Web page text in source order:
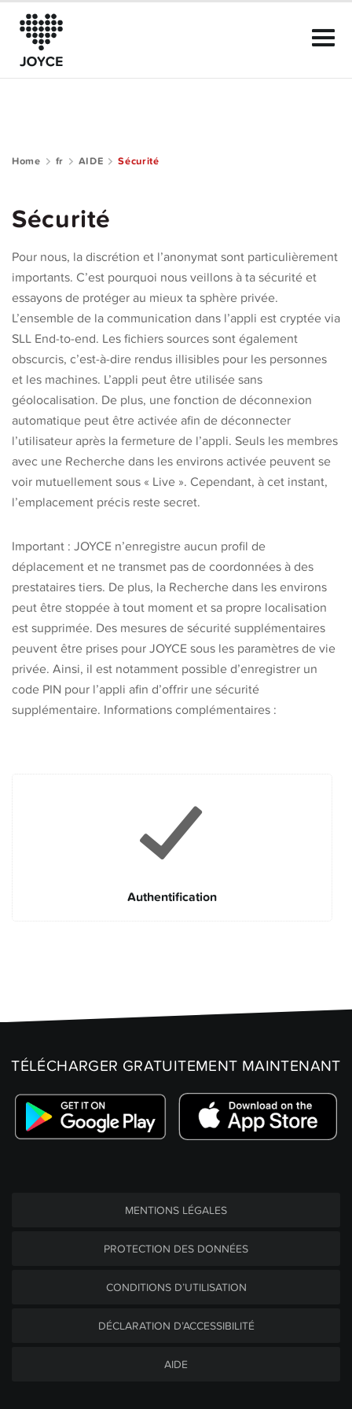
Home fr AIDE Sécurité
Sécurité
Pour nous, la discrétion et l’anonymat sont particulièrement
importants. C’est pourquoi nous veillons à ta sécurité et
essayons de protéger au mieux ta sphère privée.
L’ensemble de la communication dans l’appli est cryptée via
SLL End-to-end. Les fichiers sources sont également
obscurcis, c’est-à-dire rendus illisibles pour les personnes
et les machines. L’appli peut être utilisée sans
géolocalisation. De plus, une fonction de déconnexion
automatique peut être activée afin de déconnecter
l’utilisateur après la fermeture de l’appli. Seuls les membres
avec une Recherche dans les environs activée peuvent se
voir mutuellement sous « Live ». Cependant, à cet instant,
l’emplacement précis reste secret.
Important : JOYCE n’enregistre aucun profil de
déplacement et ne transmet pas de coordonnées à des
prestataires tiers. De plus, la Recherche dans les environs
peut être stoppée à tout moment et sa propre localisation
est supprimée. Des mesures de sécurité supplémentaires
peuvent être prises pour JOYCE sous les paramètres de vie
privée. Ainsi, il est notamment possible d’enregistrer un
code PIN pour l’appli afin d’offrir une sécurité
supplémentaire. Informations complémentaires :
Authentification
TÉLÉCHARGER GRATUITEMENT MAINTENANT
MENTIONS LÉGALES
PROTECTION DES DONNÉES
CONDITIONS D’UTILISATION
DÉCLARATION D’ACCESSIBILITÉ
AIDE
Le Club
Guide de la communauté
Aide